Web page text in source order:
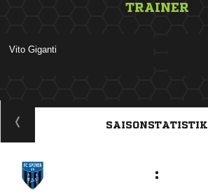
TRAINER
 
ANZEIGE
SAISONSTATISTIK
: